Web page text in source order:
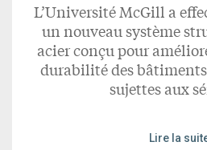
L’Université McGill a
un nouveau système
acier conçu pour
durabilité des
sujettes aux
Lire la